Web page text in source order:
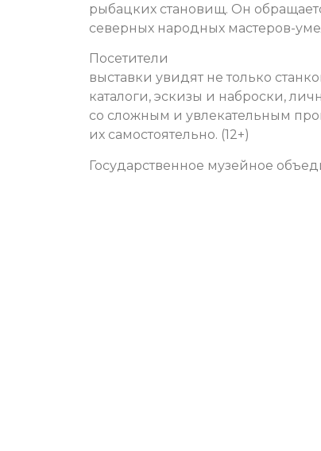
рыбацких становищ. Он
северных народных мастеров-
Посетители
выставки увидят не только
каталоги, эскизы и наброски,
со сложным и увлекательным
их самостоятельно. (12+)
Государственное музейное